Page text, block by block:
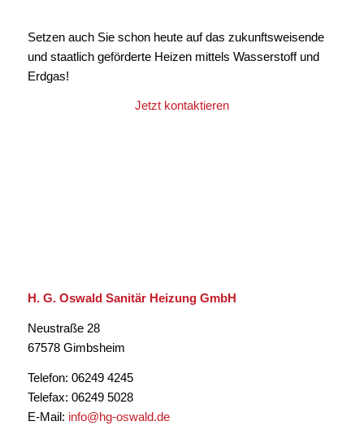
Setzen auch Sie schon heute auf das zukunftsweisende
und staatlich geförderte Heizen mittels Wasserstoff und
Erdgas!
Jetzt kontaktieren
H. G. Oswald Sanitär Heizung GmbH
Neustraße 28
67578 Gimbsheim
Telefon: 06249 4245
Telefax: 06249 5028
E-Mail: info@hg-oswald.de